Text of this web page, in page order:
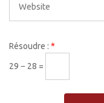
Résoudre : *
29 − 28 =